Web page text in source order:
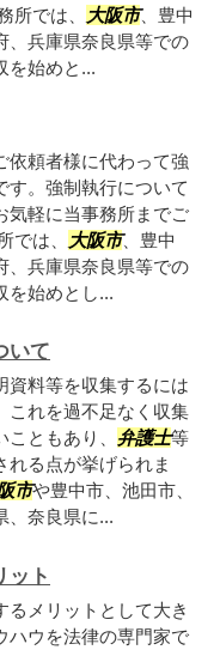
所では、
大阪市、豊中
、兵庫県奈良県等での
を始めと...
依頼者様に代わって強
す。強制執行について
気軽に当事務所までご
では、
大阪市、豊中
、兵庫県奈良県等での
を始めとし...
いて
資料等を収集するには
これを過不足なく収集
ともあり、 弁護士等
れる点が挙げられま
市や豊中市、池田市、
、奈良県に...
ット
るメリットとして大き
ハウを法律の専門家で